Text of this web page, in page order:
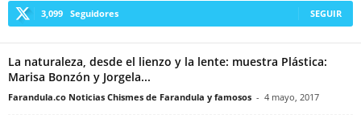
3,099 Seguidores SEGUIR
La naturaleza, desde el lienzo y la lente: muestra Plástica:
Marisa Bonzón y Jorgela...
Farandula.co Noticias Chismes de Farandula y famosos - 4 mayo, 2017